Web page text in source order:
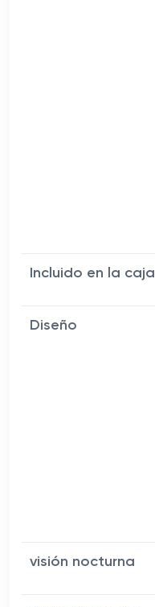
Incluido en la caja
Diseño
visión nocturna